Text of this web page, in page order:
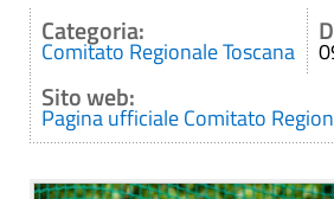
Categoria:
Comitato Regionale Toscana
Sito web:
Pagina ufficiale Comitato